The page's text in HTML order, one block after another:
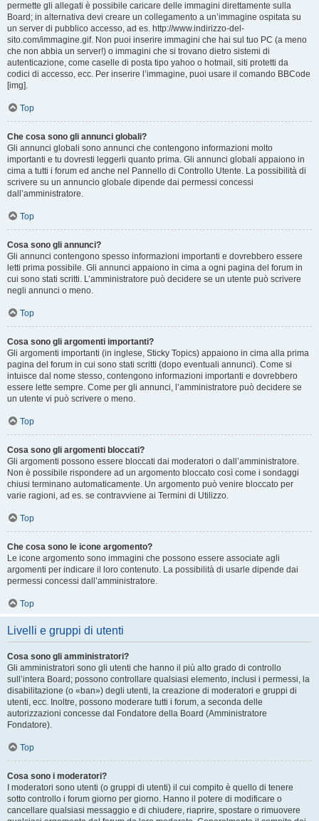
permette gli allegati è possibile caricare delle immagini direttamente sulla
Board; in alternativa devi creare un collegamento a un’immagine ospitata su
un server di pubblico accesso, ad es. http://www.indirizzo-del-
sito.com/immagine.gif. Non puoi inserire immagini che hai sul tuo PC (a meno
che non abbia un server!) o immagini che si trovano dietro sistemi di
autenticazione, come caselle di posta tipo yahoo o hotmail, siti protetti da
codici di accesso, ecc. Per inserire l’immagine, puoi usare il comando BBCode
[img].
Top
Che cosa sono gli annunci globali?
Gli annunci globali sono annunci che contengono informazioni molto
importanti e tu dovresti leggerli quanto prima. Gli annunci globali appaiono in
cima a tutti i forum ed anche nel Pannello di Controllo Utente. La possibilità di
scrivere su un annuncio globale dipende dai permessi concessi
dall’amministratore.
Top
Cosa sono gli annunci?
Gli annunci contengono spesso informazioni importanti e dovrebbero essere
letti prima possibile. Gli annunci appaiono in cima a ogni pagina del forum in
cui sono stati scritti. L’amministratore può decidere se un utente può scrivere
negli annunci o meno.
Top
Cosa sono gli argomenti importanti?
Gli argomenti importanti (in inglese, Sticky Topics) appaiono in cima alla prima
pagina del forum in cui sono stati scritti (dopo eventuali annunci). Come si
intuisce dal nome stesso, contengono informazioni importanti e dovrebbero
essere lette sempre. Come per gli annunci, l’amministratore può decidere se
un utente vi può scrivere o meno.
Top
Cosa sono gli argomenti bloccati?
Gli argomenti possono essere bloccati dai moderatori o dall’amministratore.
Non è possibile rispondere ad un argomento bloccato così come i sondaggi
chiusi terminano automaticamente. Un argomento può venire bloccato per
varie ragioni, ad es. se contravviene ai Termini di Utilizzo.
Top
Che cosa sono le icone argomento?
Le icone argomento sono immagini che possono essere associate agli
argomenti per indicare il loro contenuto. La possibilità di usarle dipende dai
permessi concessi dall’amministratore.
Top
Livelli e gruppi di utenti
Cosa sono gli amministratori?
Gli amministratori sono gli utenti che hanno il più alto grado di controllo
sull’intera Board; possono controllare qualsiasi elemento, inclusi i permessi, la
disabilitazione (o «ban») degli utenti, la creazione di moderatori e gruppi di
utenti, ecc. Inoltre, possono moderare tutti i forum, a seconda delle
autorizzazioni concesse dal Fondatore della Board (Amministratore
Fondatore).
Top
Cosa sono i moderatori?
I moderatori sono utenti (o gruppi di utenti) il cui compito è quello di tenere
sotto controllo i forum giorno per giorno. Hanno il potere di modificare o
cancellare qualsiasi messaggio e di chiudere, riaprire, spostare o rimuovere